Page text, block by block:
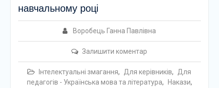
навчальному році
Воробець Ганна Павлівна
Залишити коментар
Інтелектуальні змагання, Для керівників, Для
педагогів - Українська мова та література, Накази,